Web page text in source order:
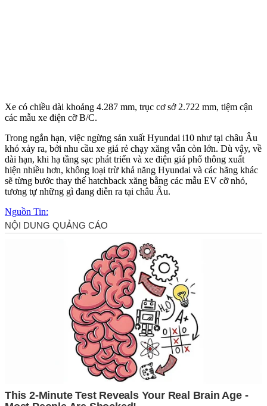
Xe có chiều dài khoảng 4.287 mm, trục cơ sở 2.722 mm, tiệm cận
các mẫu xe điện cỡ B/C.
Trong ngắn hạn, việc ngừng sản xuất Hyundai i10 như tại châu Âu
khó xảy ra, bởi nhu cầu xe giá rẻ chạy xăng vẫn còn lớn. Dù vậy, về
dài hạn, khi hạ tầng sạc phát triển và xe điện giá phổ thông xuất
hiện nhiều hơn, không loại trừ khả năng Hyundai và các hãng khác
sẽ từng bước thay thế hatchback xăng bằng các mẫu EV cỡ nhỏ,
tương tự những gì đang diễn ra tại châu Âu.
Nguồn Tin: